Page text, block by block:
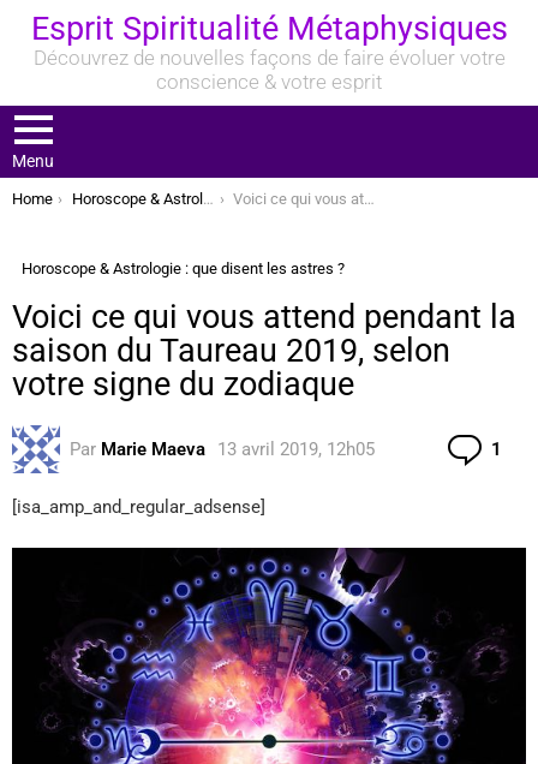
Esprit Spiritualité Métaphysiques
Découvrez de nouvelles façons de faire évoluer votre
conscience & votre esprit
Menu
You are here:
Home Horoscope & Astrologie : que disent les astres ? Voici ce qui vous attend pendant la saison du Taureau 2019, selon votre signe du zodiaque
Horoscope & Astrologie : que disent les astres ?
Voici ce qui vous attend pendant la
saison du Taureau 2019, selon
votre signe du zodiaque
Par Marie Maeva 13 avril 2019, 12h05 1
[isa_amp_and_regular_adsense]